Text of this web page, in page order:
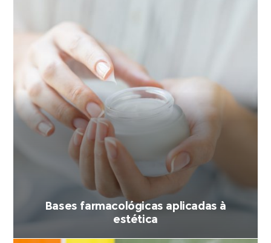
Bases farmacológicas aplicadas à
estética